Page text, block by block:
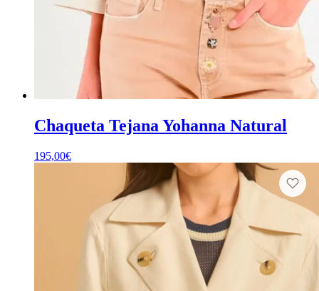
Chaqueta Tejana Yohanna Natural
195,00€